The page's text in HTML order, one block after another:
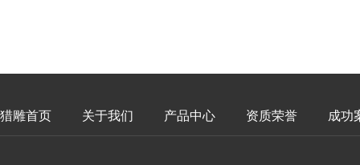
猎雕首页 关于我们 产品中心 资质荣誉 成功